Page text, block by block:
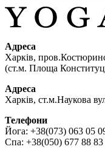
Адреса
Харків,
(ст.м. Площа
Адреса
Харків, ст.м.Наукова
Телефони
Йога: +38(073) 063 05
Спа: +38(050) 677 88 83